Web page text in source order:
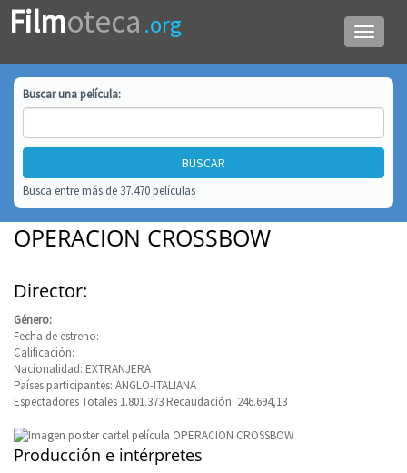
Menú
de
Filmoteca .org
Buscar unapelícula:
Busca entre más de 37.470 películas
OPERACION CROSSBOW
Director:
Género:
Fecha de estreno:
Calificación:
Nacionalidad: EXTRANJERA
Países participantes: ANGLO-ITALIANA
Espectadores Totales 1.801.373 Recaudación: 246.694,13
Producción e intérpretes